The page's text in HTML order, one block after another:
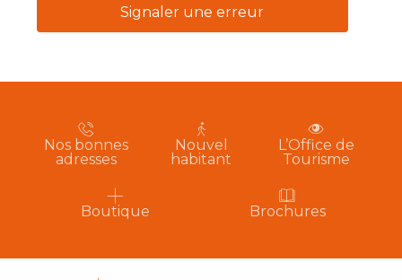
Signaler une erreur
Nos bonnes
adresses
Nouvel
habitant
L’Office de
Tourisme
Boutique Brochures